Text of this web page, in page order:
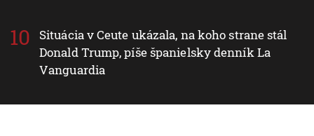
Situácia v Ceute ukázala, na koho strane stál
Donald Trump, píše španielsky denník La
Vanguardia